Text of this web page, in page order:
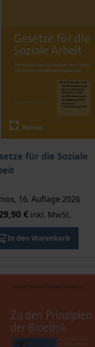
für die Soziale
16. Auflage 2026
€ inkl. MwSt.
In den Warenkorb